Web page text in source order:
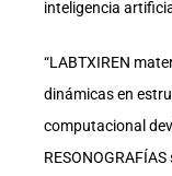
inteligencia
“LABTXIREN
dinámicas en
computacional